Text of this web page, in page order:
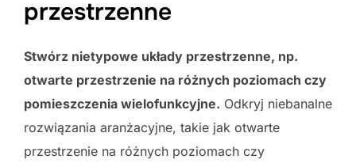
przestrzenne
Stwórz nietypowe układy przestrzenne, np.
otwarte przestrzenie na różnych poziomach czy
pomieszczenia wielofunkcyjne. Odkryj niebanalne
rozwiązania aranżacyjne, takie jak otwarte
przestrzenie na różnych poziomach czy